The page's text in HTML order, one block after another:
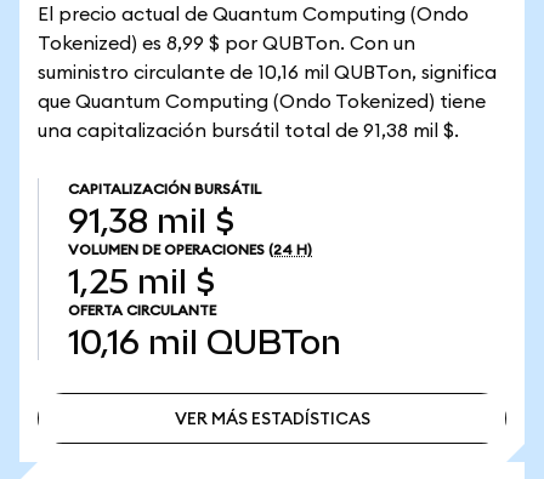
El precio actual de Quantum Computing (Ondo
Tokenized) es 8,99 $ por QUBTon. Con un
suministro circulante de 10,16 mil QUBTon, significa
que Quantum Computing (Ondo Tokenized) tiene
una capitalización bursátil total de 91,38 mil $.
CAPITALIZACIÓN BURSÁTIL
91,38 mil $
VOLUMEN DE OPERACIONES (24 H)
1,25 mil $
OFERTA CIRCULANTE
10,16 mil QUBTon
VER MÁS ESTADÍSTICAS